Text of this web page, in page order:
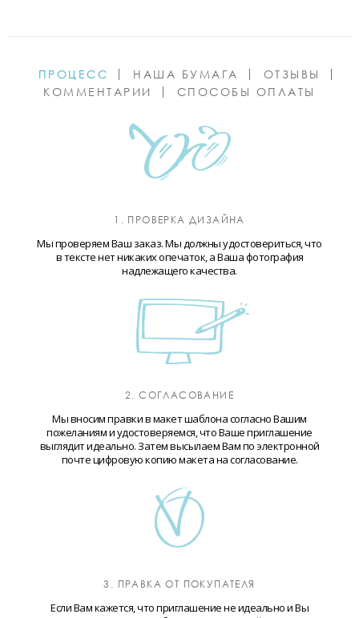
ПРОЦЕСС НАША БУМАГА
ОТЗЫВЫ
КОММЕНТАРИИ
СПОСОБЫ ОПЛАТЫ
1. ПРОВЕРКА ДИЗАЙНА
Мы проверяем Ваш заказ. Мы должны удостовериться, что
в тексте нет никаких опечаток, а Ваша фотография
надлежащего качества.
2. СОГЛАСОВАНИЕ
Мы вносим правки в макет шаблона согласно Вашим
пожеланиям и удостоверяемся, что Ваше приглашение
выглядит идеально. Затем высылаем Вам по электронной
почте цифровую копию макета на согласование.
3. ПРАВКА ОТ ПОКУПАТЕЛЯ
Если Вам кажется, что приглашение не идеально и Вы